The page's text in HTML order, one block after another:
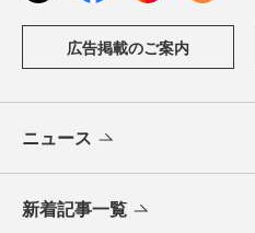
広告掲載のご案内
ニュース
新着記事一覧